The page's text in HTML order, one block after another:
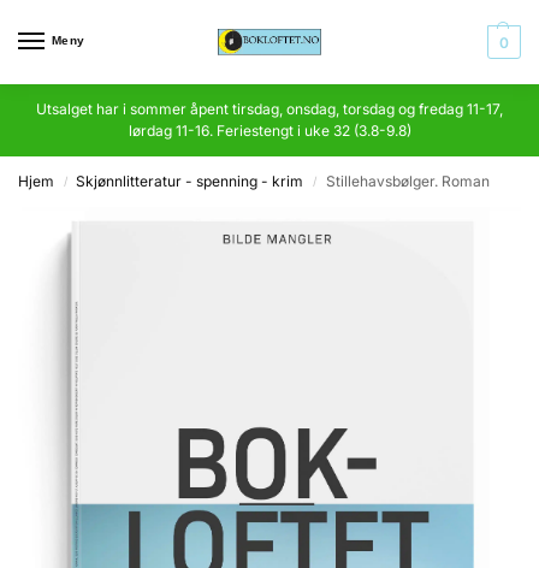
Meny 0
Utsalget har i sommer åpent tirsdag, onsdag, torsdag og fredag 11-17,
lørdag 11-16. Feriestengt i uke 32 (3.8-9.8)
Hjem / Skjønnlitteratur - spenning - krim / Stillehavsbølger. Roman